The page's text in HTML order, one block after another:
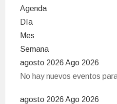
Agenda
Día
Mes
Semana
agosto 2026 Ago 2026
No hay nuevos eventos
agosto 2026 Ago 2026